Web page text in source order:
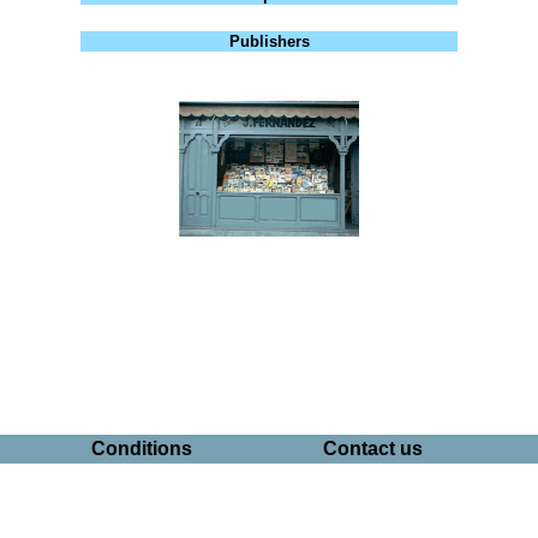
Publishers
Conditions Contact us